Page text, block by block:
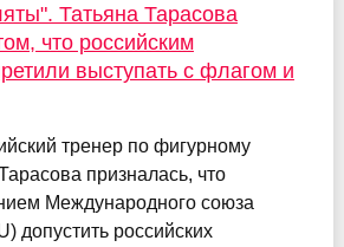
Татьяна Тарасова
что российским
выступать с флагом и
тренер по фигурному
призналась, что
Международного союза
допустить российских